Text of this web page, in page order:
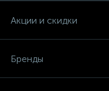
Акции и скидки
Бренды